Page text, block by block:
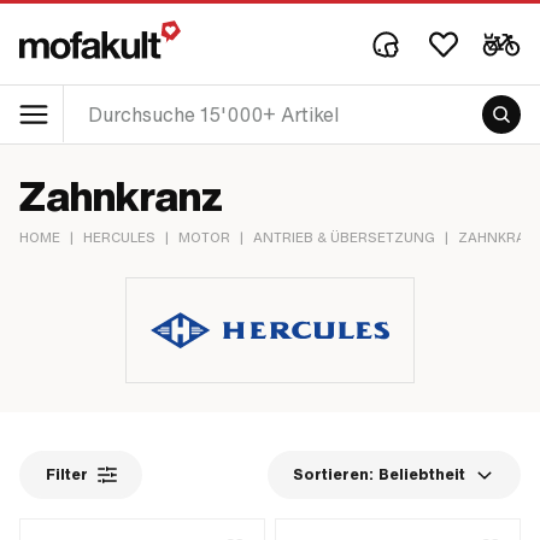
Zahnkranz
HOME | HERCULES | MOTOR | ANTRIEB & ÜBERSETZUNG |
Filter Sortieren: Beliebtheit